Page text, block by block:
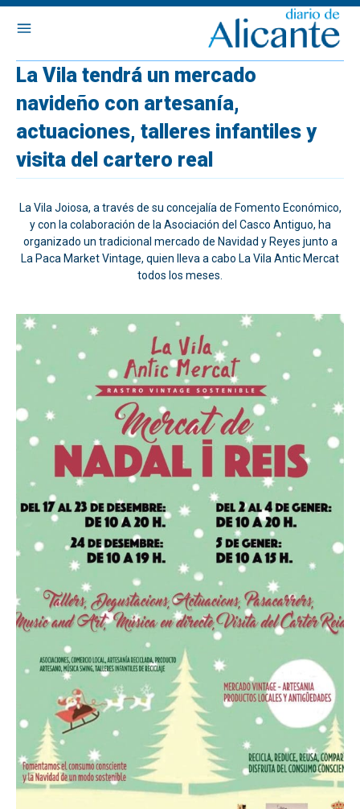
La Vila tendrá un mercado
navideño con artesanía,
actuaciones, talleres infantiles y
visita del cartero real
La Vila Joiosa, a través de su concejalía de Fomento Económico,
y con la colaboración de la Asociación del Casco Antiguo, ha
organizado un tradicional mercado de Navidad y Reyes junto a
La Paca Market Vintage, quien lleva a cabo La Vila Antic Mercat
todos los meses.